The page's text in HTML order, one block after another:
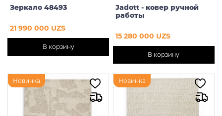
Посуда
Декоративные подушки
Вазы
Декоративные цветы
Картины
Зеркало 48493
21 990 000 UZS
В корзину
Jadott - ковер ручной
работы
15 280 000 UZS
В корзину
Новинка Новинка